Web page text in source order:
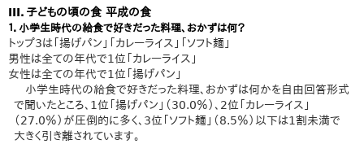
III．子どもの頃の食 平成の食
１．小学生時代の給食で好きだった料理、おかずは何？
トップ3は「揚げパン」「カレーライス」「ソフト麺」
男性は全ての年代で1位「カレーライス」
女性は全ての年代で1位「揚げパン」
小学生時代の給食で好きだった料理、おかずは何かを自由回答形式
で聞いたところ、1位「揚げパン」（30.0％）、2位「カレーライス」
（27.0％）が圧倒的に多く、3位「ソフト麺」（8.5％）以下は1割未満で
大きく引き離されています。